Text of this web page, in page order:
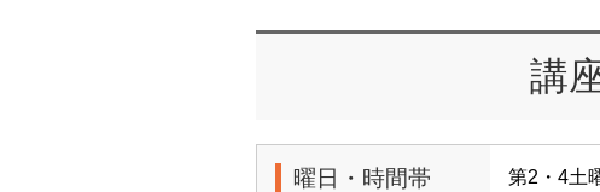
講
曜日・時間帯 第2・4土